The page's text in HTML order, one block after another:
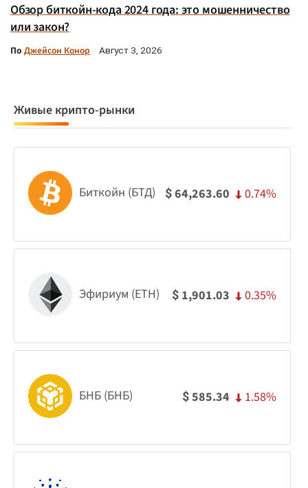
Обзор биткойн-кода 2024 года: это мошенничество
или закон?
По Джейсон Конор Август 3, 2026
Живые крипто-рынки
Биткойн (БТД) $64,263.60 0.74%
Эфириум (ETH) $ 1,901.03 0.35%
БНБ (БНБ) $585.34 1.58%